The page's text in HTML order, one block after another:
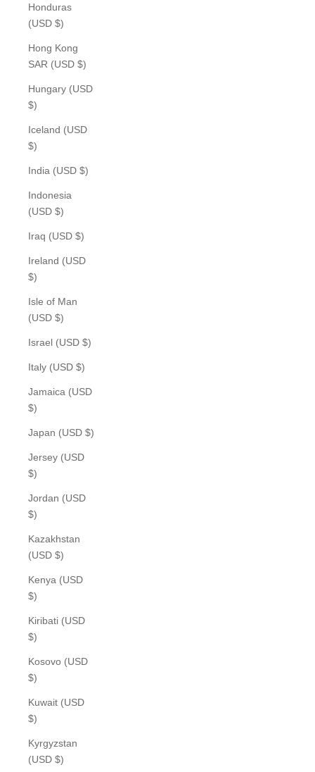
Honduras
(USD $)
Hong Kong
SAR (USD $)
Hungary (USD
$)
Iceland (USD
$)
India (USD $)
Indonesia
(USD $)
Iraq (USD $)
Ireland (USD
$)
Isle of Man
(USD $)
Israel (USD $)
Italy (USD $)
Jamaica (USD
$)
Japan (USD $)
Jersey (USD
$)
Jordan (USD
$)
Kazakhstan
(USD $)
Kenya (USD
$)
Kiribati (USD
$)
Kosovo (USD
$)
Kuwait (USD
$)
Kyrgyzstan
(USD $)